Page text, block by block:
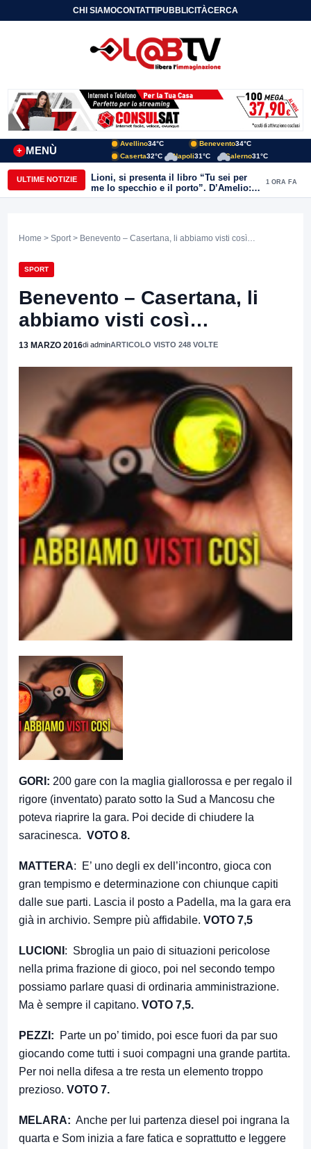
CHI SIAMOCONTATTIPUBBLICITÀCERCA
MENÙ
+
Avellino34°C Benevento34°C
Caserta32°C Napoli31°C Salerno31°C
ULTIME NOTIZIE
Lioni, si presenta il libro “Tu sei per
me lo specchio e il porto”. D’Amelio:
“Gettiamo un seme d’impegno futuro
1 ORA FA
Home > Sport > Benevento – Casertana, li abbiamo visti così…
SPORT
Benevento – Casertana, li
abbiamo visti così…
13 MARZO 2016di adminARTICOLO VISTO 248 VOLTE
GORI: 200 gare con la maglia giallorossa e per regalo il
rigore (inventato) parato sotto la Sud a Mancosu che
poteva riaprire la gara. Poi decide di chiudere la
saracinesca. VOTO 8.
MATTERA: E’ uno degli ex dell’incontro, gioca con
gran tempismo e determinazione con chiunque capiti
dalle sue parti. Lascia il posto a Padella, ma la gara era
già in archivio. Sempre più affidabile. VOTO 7,5
LUCIONI : Sbroglia un paio di situazioni pericolose
nella prima frazione di gioco, poi nel secondo tempo
possiamo parlare quasi di ordinaria amministrazione.
Ma è sempre il capitano. VOTO 7,5.
PEZZI: Parte un po’ timido, poi esce fuori da par suo
giocando come tutti i suoi compagni una grande partita.
Per noi nella difesa a tre resta un elemento troppo
prezioso. VOTO 7.
MELARA: Anche per lui partenza diesel poi ingrana la
quarta e Som inizia a fare fatica e soprattutto e leggere